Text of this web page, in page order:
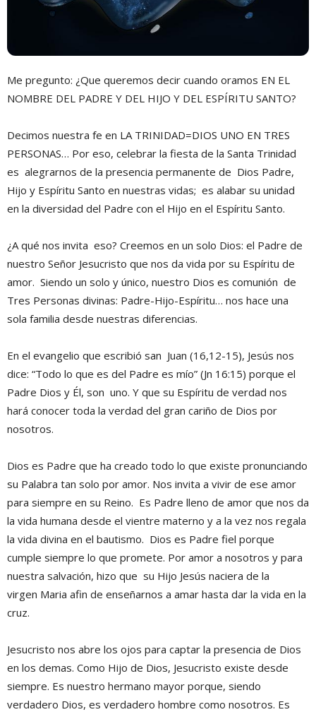
Me pregunto: ¿Que queremos decir cuando oramos EN EL
NOMBRE DEL PADRE Y DEL HIJO Y DEL ESPÍRITU SANTO?
Decimos nuestra fe en LA TRINIDAD=DIOS UNO EN TRES
PERSONAS… Por eso, celebrar la fiesta de la Santa Trinidad
es alegrarnos de la presencia permanente de Dios Padre,
Hijo y Espíritu Santo en nuestras vidas; es alabar su unidad
en la diversidad del Padre con el Hijo en el Espíritu Santo.
¿A qué nos invita eso? Creemos en un solo Dios: el Padre de
nuestro Señor Jesucristo que nos da vida por su Espíritu de
amor. Siendo un solo y único, nuestro Dios es comunión de
Tres Personas divinas: Padre-Hijo-Espíritu… nos hace una
sola familia desde nuestras diferencias.
En el evangelio que escribió san Juan (16,12-15), Jesús nos
dice: “Todo lo que es del Padre es mío” (Jn 16:15) porque el
Padre Dios y Él, son uno. Y que su Espíritu de verdad nos
hará conocer toda la verdad del gran cariño de Dios por
nosotros.
Dios es Padre que ha creado todo lo que existe pronunciando
su Palabra tan solo por amor. Nos invita a vivir de ese amor
para siempre en su Reino. Es Padre lleno de amor que nos da
la vida humana desde el vientre materno y a la vez nos regala
la vida divina en el bautismo. Dios es Padre fiel porque
cumple siempre lo que promete. Por amor a nosotros y para
nuestra salvación, hizo que su Hijo Jesús naciera de la
virgen Maria afin de enseñarnos a amar hasta dar la vida en la
cruz.
Jesucristo nos abre los ojos para captar la presencia de Dios
en los demas. Como Hijo de Dios, Jesucristo existe desde
siempre. Es nuestro hermano mayor porque, siendo
verdadero Dios, es verdadero hombre como nosotros. Es